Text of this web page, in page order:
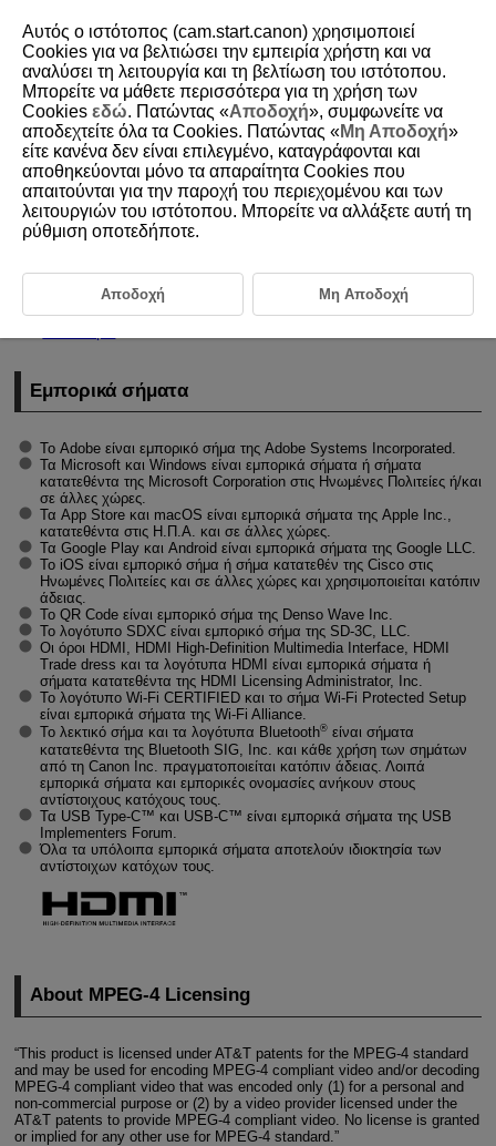
D185-241
Εμπορικά σήματα και άδεια
χρήσης
Εμπορικά σήματα
Αξεσουάρ
Εμπορικά σήματα
Το Adobe είναι εμπορικό σήμα της Adobe Systems Incorporated.
Τα Microsoft και Windows είναι εμπορικά σήματα ή σήματα
κατατεθέντα της Microsoft Corporation στις Ηνωμένες Πολιτείες ή/και
σε άλλες χώρες.
Τα App Store και macOS είναι εμπορικά σήματα της Apple Inc.,
κατατεθέντα στις Η.Π.Α. και σε άλλες χώρες.
Τα Google Play και Android είναι εμπορικά σήματα της Google LLC.
Το iOS είναι εμπορικό σήμα ή σήμα κατατεθέν της Cisco στις
Ηνωμένες Πολιτείες και σε άλλες χώρες και χρησιμοποιείται κατόπιν
άδειας.
Το QR Code είναι εμπορικό σήμα της Denso Wave Inc.
Το λογότυπο SDXC είναι εμπορικό σήμα της SD-3C, LLC.
Οι όροι HDMI, HDMI
High-DefinitionMultimedia Interface, HDMI
Trade dress και τα λογότυπα HDMI είναι εμπορικά σήματα ή
σήματα κατατεθέντα της HDMI Licensing Administrator, Inc.
Το λογότυπο Wi-Fi CERTIFIED και το σήμα Wi-Fi Protected Setup
είναι εμπορικά σήματα της Wi-Fi Alliance.
Το λεκτικό σήμα και τα λογότυπα Bluetooth®είναι σήματα
κατατεθέντα της Bluetooth SIG, Inc. και κάθε χρήση των σημάτων
από τη Canon Inc. πραγματοποιείται κατόπιν άδειας. Λοιπά
εμπορικά σήματα και εμπορικές ονομασίες ανήκουν στους
αντίστοιχους κατόχους τους.
Τα USB Type-C™ και USB-C™ είναι εμπορικά σήματα της USB
Implementers Forum.
Όλα τα υπόλοιπα εμπορικά σήματα αποτελούν ιδιοκτησία των
αντίστοιχων κατόχων τους.
About MPEG-4Licensing
“This product is licensed under AT&T patents for the MPEG-4standard
and may be used for encoding MPEG-4compliant video and/or decoding
MPEG-4compliant video that was encoded only (1) for a personal and
non-commercial purpose or (2) by a video provider licensed under the
AT&T patents to provide MPEG-4compliant video. No license is granted
or implied for any other use for MPEG-4standard.”
Αυτός ο ιστότοπος (cam.start.canon) χρησιμοποιεί
Cookies για να βελτιώσει την εμπειρία χρήστη και να
αναλύσει τη λειτουργία και τη βελτίωση του ιστότοπου.
Μπορείτε να μάθετε περισσότερα για τη χρήση των
Cookies εδώ. Πατώντας «Αποδοχή», συμφωνείτε να
αποδεχτείτε όλα τα Cookies. Πατώντας «Μη Αποδοχή»
είτε κανένα δεν είναι επιλεγμένο, καταγράφονται και
αποθηκεύονται μόνο τα απαραίτητα Cookies που
απαιτούνται για την παροχή του περιεχομένου και των
λειτουργιών του ιστότοπου. Μπορείτε να αλλάξετε αυτή τη
ρύθμιση οποτεδήποτε.
Αποδοχή Μη Αποδοχή